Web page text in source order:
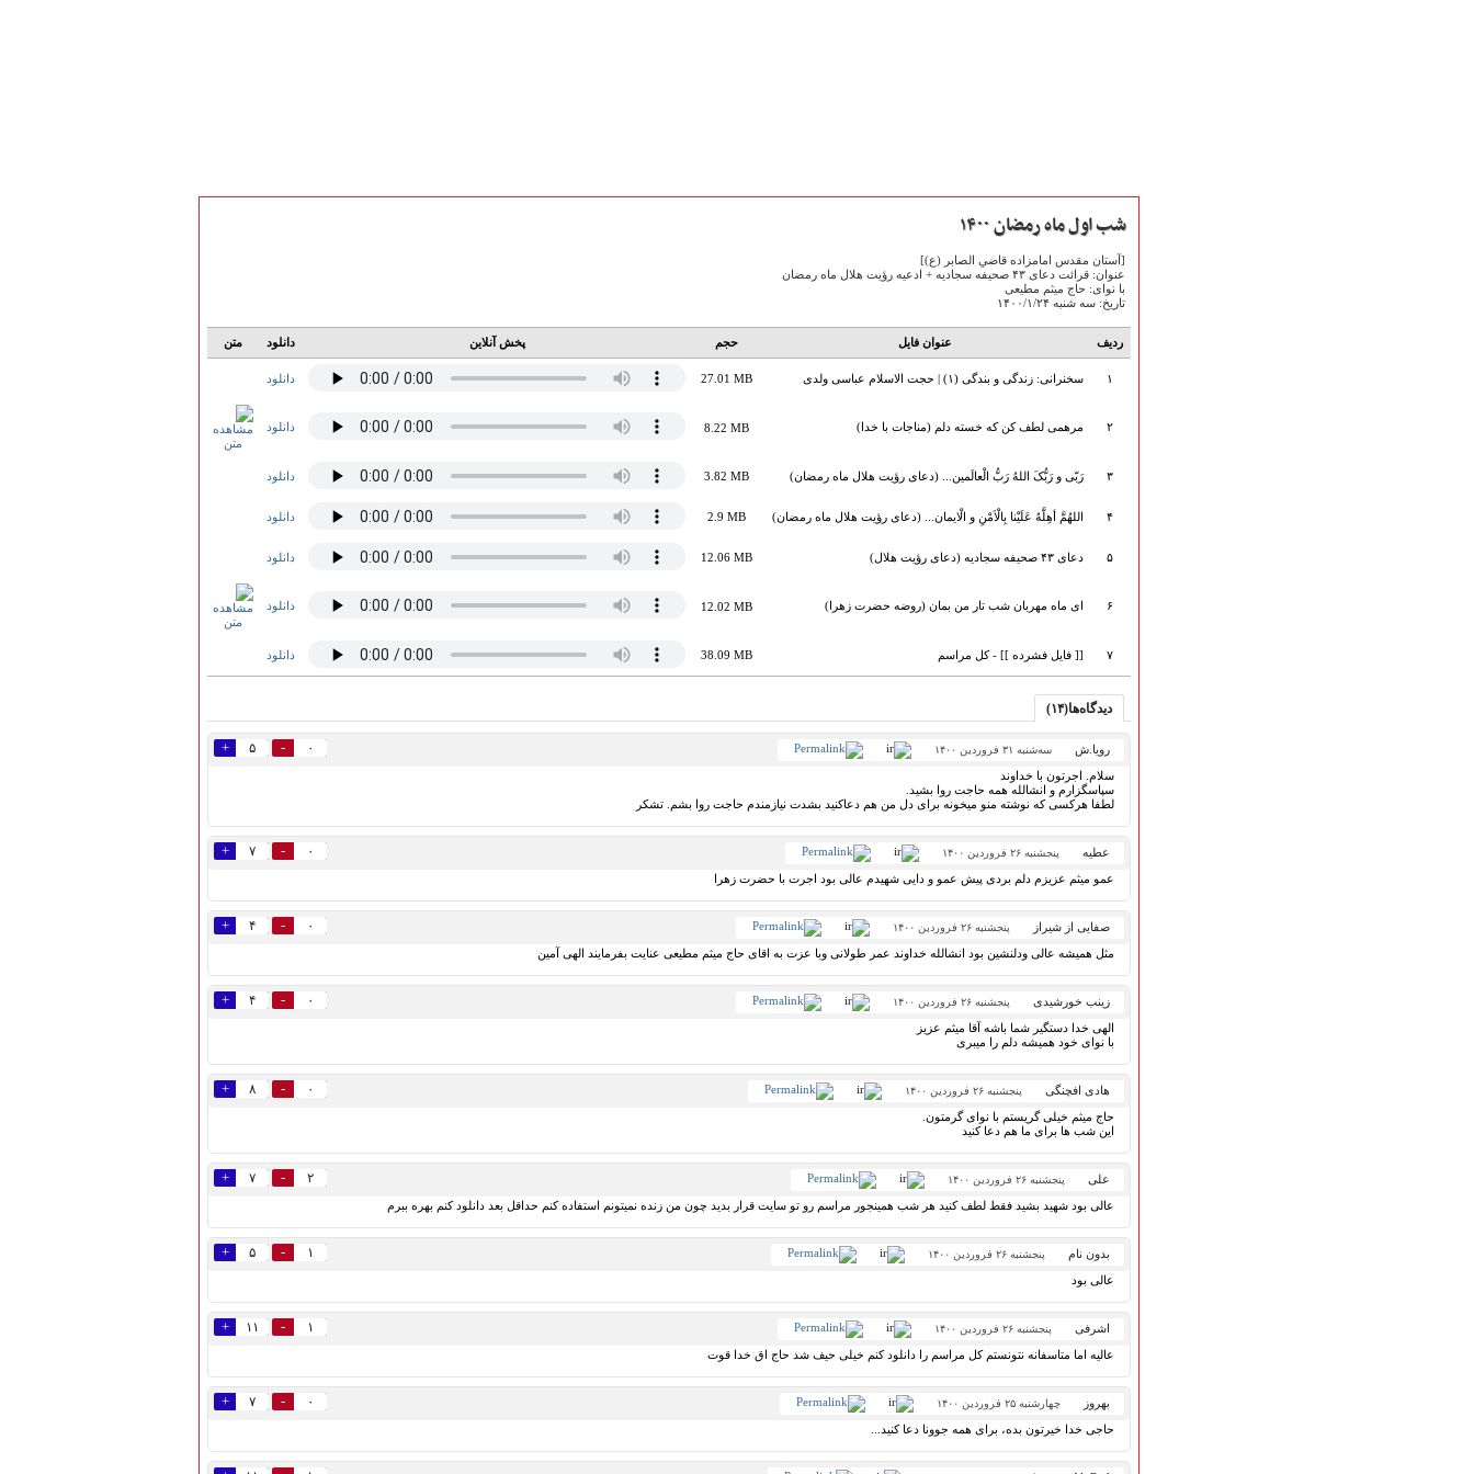
شب اول ماه رمضان ۱۴۰۰
[آستان مقدس امامزاده قاضي الصابر (ع)]
عنوان: قرائت دعای ۴۳ صحیفه سجادیه + ادعیه رؤیت هلال ماه رمضان
با نوای: حاج میثم مطیعی
تاریخ: سه شنبه ۱۴۰۰/۱/۲۴
ردیف عنوان فایل حجم پخش آنلاین دانلود متن
۱ سخنرانی: زندگی و بندگی (۱) | حجت‌ الاسلام‌ عباسی‌ ولدی 27.01 MB دانلود
۲ مرهمی لطف کن که خسته دلم (مناجات با خدا) 8.22 MB دانلود
۳ رَبّی و رَبُّکَ اللهُ رَبُّ الْعالَمین... (دعای رؤیت هلال ماه رمضان) 3.82 MB دانلود
۴ اللهُمَّ أهِلَّهُ عَلَیْنا بِالْاَمْنِ و الْایمان... (دعای رؤیت هلال ماه رمضان) 2.9 MB دانلود
۵ دعای ۴۳ صحیفه سجادیه (دعای رؤیت هلال) 12.06 MB دانلود
۶ ای ماه مهربان شب تار من بمان (روضه حضرت زهرا) 12.02 MB دانلود
۷ [[ فایل فشرده ]] - کل مراسم 38.09 MB دانلود
دیدگاه‌ها(۱۴)
رویا.ش سه‌شنبه ۳۱ فروردین ۱۴۰۰ ۵ + ۰ -
سلام. اجرتون با خداوند
سپاسگزارم و انشالله همه حاجت روا بشید.
لطفا هرکسی که نوشته منو میخونه برای دل من هم دعاکنید بشدت نیازمندم حاجت روا بشم. تشکر
عطیه پنجشنبه ۲۶ فروردین ۱۴۰۰ ۷ + ۰ -
عمو میثم عزیزم دلم بردی پیش عمو و دایی شهیدم عالی بود اجرت با حضرت زهرا
صفایی از شیراز پنجشنبه ۲۶ فروردین ۱۴۰۰ ۴ + ۰ -
مثل همیشه عالی ودلنشین بود انشالله خداوند عمر طولانی وبا عزت به اقای حاج میثم مطیعی عنایت بفرمایند الهی آمین
زینب خورشیدی پنجشنبه ۲۶ فروردین ۱۴۰۰ ۴ + ۰ -
الهی خدا دستگیر شما باشه آقا میثم عزیز
با نوای خود همیشه دلم را میبری
هادی افچنگی پنجشنبه ۲۶ فروردین ۱۴۰۰ ۸ + ۰ -
حاج میثم خیلی گریستم با نوای گرمتون.
این شب ها برای ما هم دعا کنید
علی پنجشنبه ۲۶ فروردین ۱۴۰۰ ۷ + ۲ -
عالی بود شهید بشید فقط لطف کنید هر شب همینجور مراسم رو تو سایت قرار بدید چون من زنده نمیتونم استفاده کنم حداقل بعد دانلود کنم بهره ببرم
بدون نام پنجشنبه ۲۶ فروردین ۱۴۰۰ ۵ + ۱ -
عالی بود
اشرفی پنجشنبه ۲۶ فروردین ۱۴۰۰ ۱۱ + ۱ -
عالیه اما متاسفانه نتونستم کل مراسم را دانلود کنم خیلی حیف شد حاج اق خدا قوت
بهروز چهارشنبه ۲۵ فروردین ۱۴۰۰ ۷ + ۰ -
حاجی خدا خیرتون بده، برای همه جوونا دعا کنید...